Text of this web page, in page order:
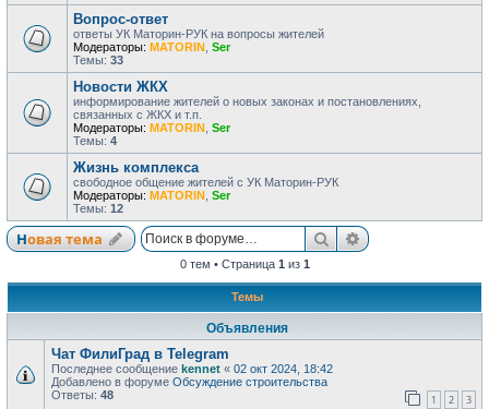
Вопрос-ответ
ответы УК Маторин-РУК на вопросы жителей
Модераторы: MATORIN Ser
Темы: 33
Новости ЖКХ
информирование жителей о новых законах и постановлениях,
связанных с ЖКХ и т.п.
Модераторы: MATORIN Ser
Темы: 4
Жизнь комплекса
свободное общение жителей с УК Маторин-РУК
Модераторы: MATORIN Ser
Темы: 12
Новая тема ПоискРасширенный
0 тем • Страница 1 из 1
Темы
Объявления
Чат ФилиГрад в Telegram
Последнее сообщение kennet « 02 окт 2024, 18:42
Добавлено в форуме Обсуждение строительства
Ответы: 48 1 2 3